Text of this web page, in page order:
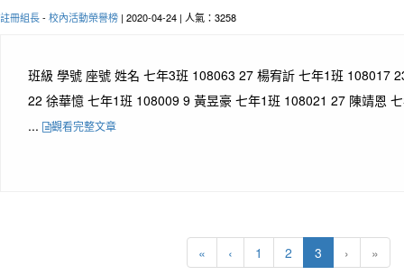
註冊組長- 校內活動榮譽榜 | 2020-04-24 | 人氣：3258
班級 學號 座號 姓名 七年3班 108063 27 楊宥訢 七年1班 108017
22 徐華憶 七年1班 108009 9 黃昱豪 七年1班 108021 27 陳靖恩
...
觀看完整文章
« ‹ 1 2 3 (current)
› »